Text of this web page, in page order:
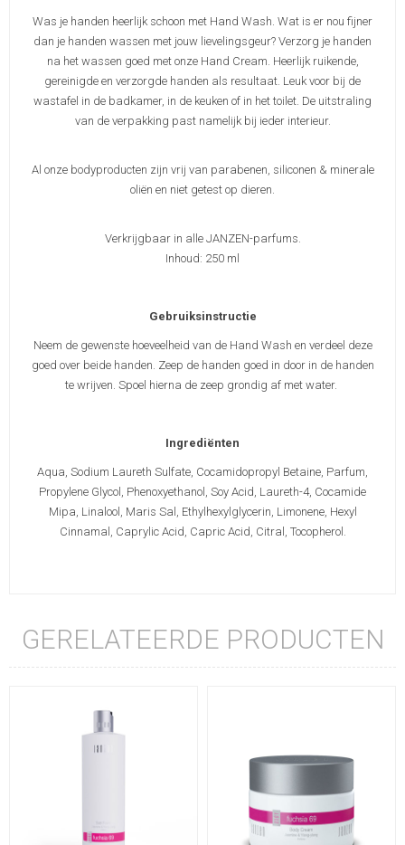
Was je handen heerlijk schoon met Hand Wash. Wat is er nou fijner
dan je handen wassen met jouw lievelingsgeur? Verzorg je handen
na het wassen goed met onze Hand Cream. Heerlijk ruikende,
gereinigde en verzorgde handen als resultaat. Leuk voor bij de
wastafel in de badkamer, in de keuken of in het toilet. De uitstraling
van de verpakking past namelijk bij ieder interieur.
Al onze bodyproducten zijn vrij van parabenen, siliconen & minerale
oliën en niet getest op dieren.
Verkrijgbaar in alle JANZEN-parfums.
Inhoud: 250 ml
Gebruiksinstructie
Neem de gewenste hoeveelheid van de Hand Wash en verdeel deze
goed over beide handen. Zeep de handen goed in door in de handen
te wrijven. Spoel hierna de zeep grondig af met water.
Ingrediënten
Aqua, Sodium Laureth Sulfate, Cocamidopropyl Betaine, Parfum,
Propylene Glycol, Phenoxyethanol, Soy Acid, Laureth-4, Cocamide
Mipa, Linalool, Maris Sal, Ethylhexylglycerin, Limonene, Hexyl
Cinnamal, Caprylic Acid, Capric Acid, Citral, Tocopherol.
GERELATEERDE PRODUCTEN